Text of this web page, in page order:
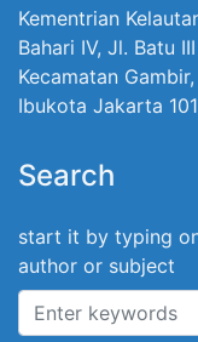
Kementrian
Bahari IV, Jl. Batu
Kecamatan
Ibukota Jakarta
Search
start it by typing
author or subject